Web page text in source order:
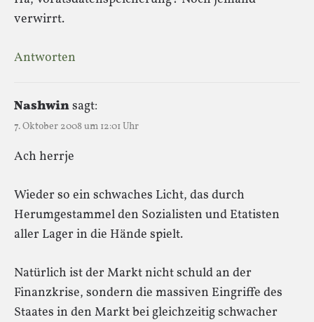
verwirrt.
Antworten
Nashwinsagt:
7. Oktober 2008 um 12:01 Uhr
Ach herrje
Wieder so ein schwaches Licht, das durch
Herumgestammel den Sozialisten und Etatisten
aller Lager in die Hände spielt.
Natürlich ist der Markt nicht schuld an der
Finanzkrise, sondern die massiven Eingriffe des
Staates in den Markt bei gleichzeitig schwacher